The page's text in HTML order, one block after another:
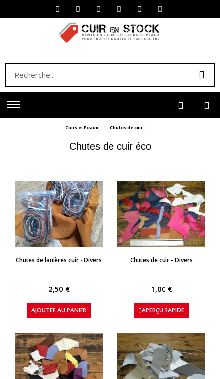
Cuirs et Peaux Chutes de cuir
Chutes de cuir éco
APERÇU RAPIDE
Chutes de lanières cuir - Divers
2,50 €
AJOUTER AU PANIER
APERÇU RAPIDE
Chutes de cuir - Divers
1,00 €
APERÇU RAPIDE